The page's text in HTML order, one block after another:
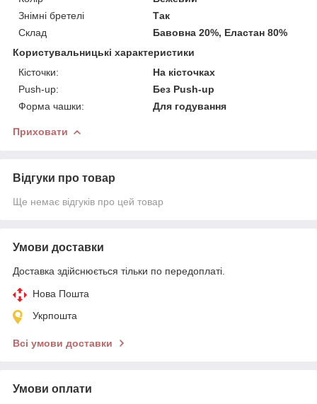
Знімні бретелі
Так
Склад
Бавовна 20%, Еластан 80%
Користувальницькі характеристики
Кісточки:
На кісточках
Push-up:
Без Push-up
Форма чашки:
Для годування
Приховати
Відгуки про товар
Ще немає відгуків про цей товар
Умови доставки
Доставка здійснюється тільки по передоплаті.
Нова Пошта
Укрпошта
Всі умови доставки
Умови оплати